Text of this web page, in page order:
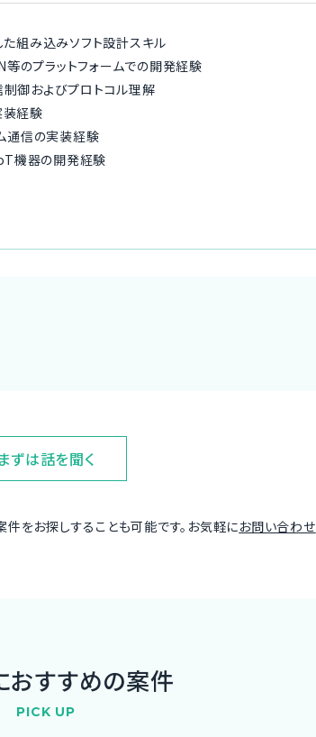
た組み込みソフト設計スキル
のプラットフォームでの開発経験
御およびプロトコル理解
装経験
通信の実装経験
機器の開発経験
まずは話を聞く
をお探しすることも可能です。お気軽にお問い合わせ
おすすめの案件
PICK UP